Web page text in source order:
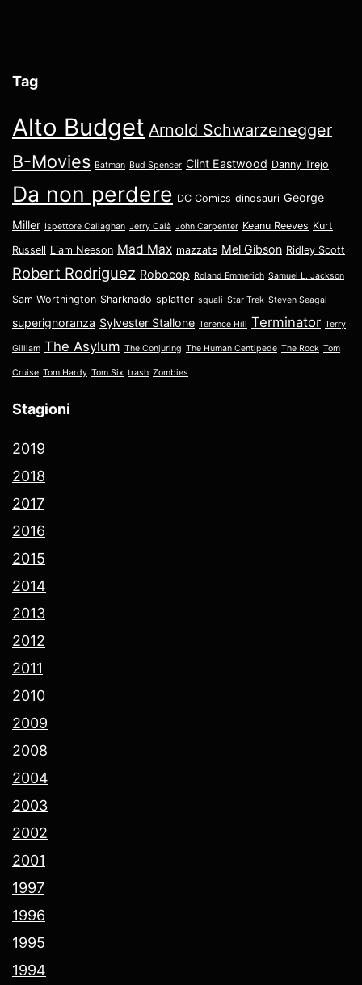
Tag
Alto Budget Arnold Schwarzenegger
B-Movies Batman Bud Spencer Clint Eastwood Danny Trejo
Da non perdere DC Comics dinosauri George
Miller Ispettore Callaghan Jerry Calà John Carpenter Keanu Reeves Kurt
Russell Liam Neeson Mad Max mazzate Mel Gibson Ridley Scott
Robert Rodriguez Robocop Roland Emmerich Samuel L. Jackson
Sam Worthington Sharknado splatter squali Star Trek Steven Seagal
superignoranza Sylvester Stallone Terence Hill Terminator Terry
Gilliam The Asylum The Conjuring The Human Centipede The Rock Tom
Cruise Tom Hardy Tom Six trash Zombies
Stagioni
2019
2018
2017
2016
2015
2014
2013
2012
2011
2010
2009
2008
2004
2003
2002
2001
1997
1996
1995
1994